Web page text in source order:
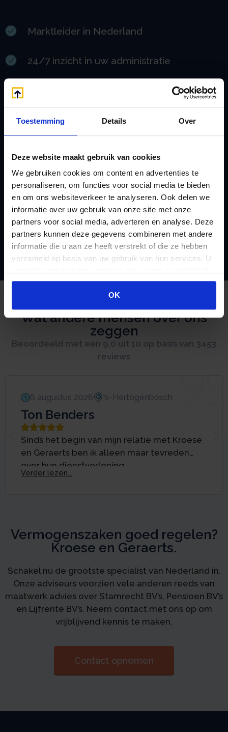
Toestemming Details Over
Deze website maakt gebruik van cookies
We gebruiken cookies om content en advertenties te
personaliseren, om functies voor social media te bieden
en om ons websiteverkeer te analyseren. Ook delen we
informatie over uw gebruik van onze site met onze
partners voor social media, adverteren en analyse. Deze
partners kunnen deze gegevens combineren met andere
informatie die u aan ze heeft verstrekt of die ze hebben
verzameld op basis van uw gebruik van hun services. U
gebruiken.
OK
Marktleider in Nederland
24/7 inzicht in uw administratie
Altijd een vaste contactpersoon
Gratis advies per telefoon en email
Ook internationaal fiscaal advies
Lid van NOAB en RB
Wat andere mensen over ons
zeggen
Beoordeeld met een 9.0 uit 10 op basis van 3453
reviews
6 augustus 2026 's-Hertogenbosch
Ton Benders

Sinds het begin van mijn relatie met Kroese
en Geraerts ben ik alleen maar tevreden
over hun dienstverlening.
Verder lezen...
Vermogenszaken goed regelen?
Kroese en Geraerts.
Schakel nu de grootste specialist van Nederland in.
Onze adviseurs voorzien vele anderen reeds van
maatwerk advies over Stamrecht BV’s, Pensioen BV’s
en Lijfrente BV’s. Neem contact met ons op om
vrijblijvend kennis te maken.
Contact opnemen